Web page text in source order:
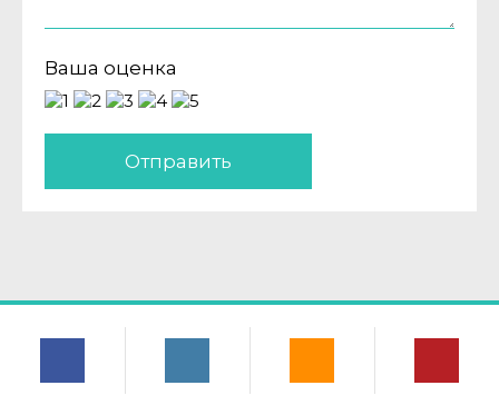
Ваша оценка
Отправить